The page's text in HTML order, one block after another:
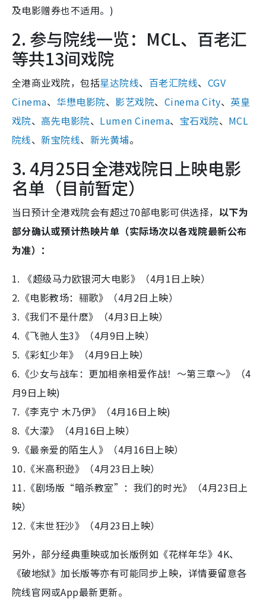
及电影赠券也不适用。)
2. 参与院线一览：MCL、百老汇
等共13间戏院
全港商业戏院，包括星达院线、 百老汇院线、 CGV
Cinema、 华懋电影院、 影艺戏院、 Cinema City、 英皇
戏院、 高先电影院、 Lumen Cinema、 宝石戏院、 MCL
院线、新宝院线、 新光黄埔。
3. 4月25日全港戏院日上映电影
名单（目前暂定）
当日预计全港戏院会有超过70部电影可供选择， 以下为
部分确认或预计热映片单（实际场次以各戏院最新公布
为准）：
1. 《超级马力欧银河大电影》（4月1日上映）
2.《电影教场：骊歌》（4月2日上映）
3.《我们不是什麽》（4月3日上映）
4.《飞驰人生3》（4月9日上映）
5.《彩虹少年》（4月9日上映）
6.《少女与战车：更加相亲相爱作战！～第三章～》（4
月9日上映)
7.《李克宁 木乃伊》（4月16日上映)
8.《大濛》（4月16日上映）
9.《最亲爱的陌生人》（4月16日上映）
10.《米高积逊》（4月23日上映）
11.《剧场版“暗杀教室”：我们的时光》（4月23日上
映）
12.《末世狂沙》（4月23日上映）
另外，部分经典重映或加长版例如《花样年华》4K、
《破地狱》加长版等亦有可能同步上映，详情要留意各
院线官网或App最新更新。